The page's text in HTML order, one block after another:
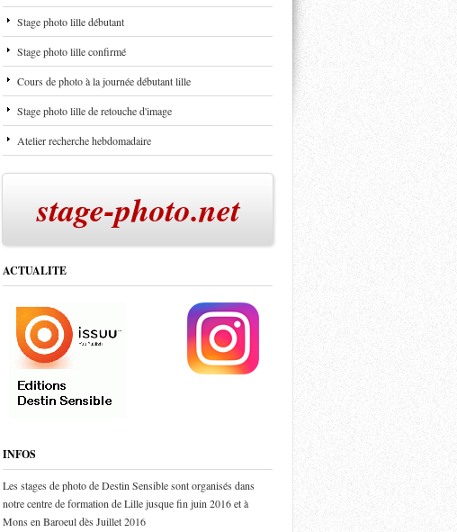
Stage photo lille débutant
Stage photo lille confirmé
Cours de photo à la journée débutant lille
Stage photo lille de retouche d'image
Atelier recherche hebdomadaire
stage-photo.net
ACTUALITE
INFOS
Les stages de photo de Destin Sensible sont organisés dans
notre centre de formation de Lille jusque fin juin 2016 et à
Mons en Baroeul dès Juillet 2016